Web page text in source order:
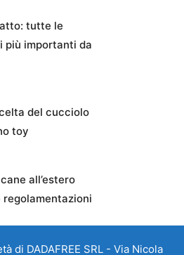
tutte le
più importanti da
del cucciolo
toy
all’estero
regolamentazioni
di DADAFREE SRL - Via Nicola